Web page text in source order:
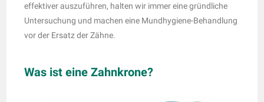
effektiver auszuführen, halten wir immer eine gründliche
Untersuchung und machen eine Mundhygiene-Behandlung
vor der Ersatz der Zähne.
Was ist eine Zahnkrone?